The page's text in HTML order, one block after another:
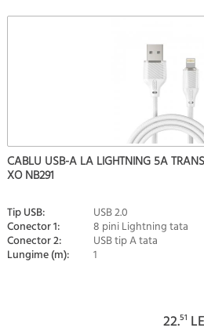
CABLU USB-A LA LIGHTNING 5A
XO NB291
Tip USB: USB 2.0
Conector 1: 8 pini Lightning tata
Conector 2: USB tip A tata
Lungime (m): 1
22.51